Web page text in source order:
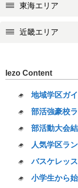
東海エリア
近畿エリア
Iezo Content
地域学区ガ
部活強豪校
部活動大会
人気学区ラ
バスケレッ
小学生から